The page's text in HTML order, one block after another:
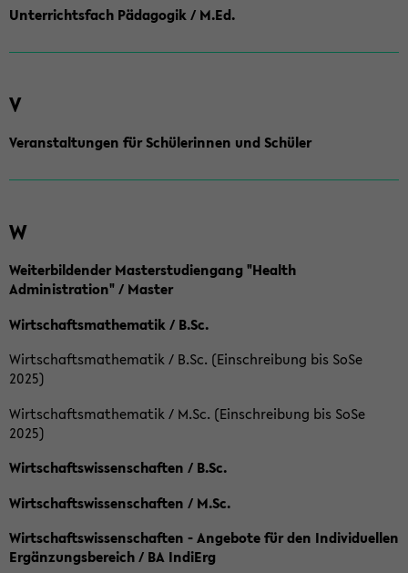
Unterrichtsfach Pädagogik / M.Ed.
V
Veranstaltungen für Schülerinnen und Schüler
W
Weiterbildender Masterstudiengang "Health
Administration" / Master
Wirtschaftsmathematik / B.Sc.
Wirtschaftsmathematik / B.Sc. (Einschreibung bis SoSe
2025)
Wirtschaftsmathematik / M.Sc. (Einschreibung bis SoSe
2025)
Wirtschaftswissenschaften / B.Sc.
Wirtschaftswissenschaften / M.Sc.
Wirtschaftswissenschaften - Angebote für den Individuellen
Ergänzungsbereich / BA IndiErg